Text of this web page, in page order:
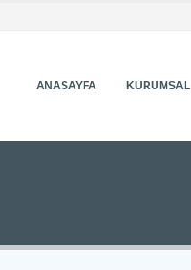
ANASAYFA KURUMSAL